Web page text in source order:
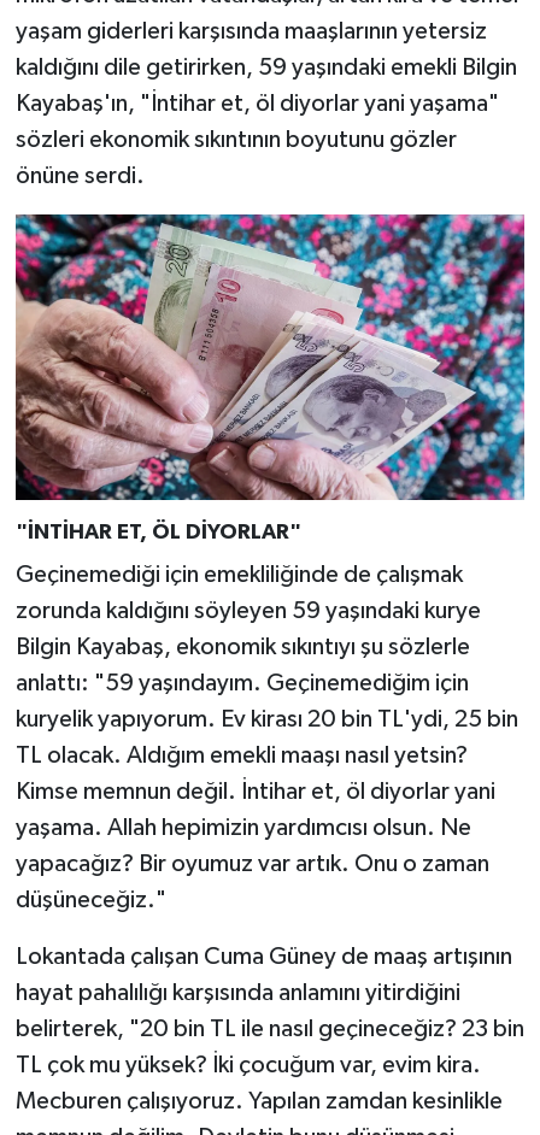
yaşam giderleri karşısında maaşlarının yetersiz
kaldığını dile getirirken, 59 yaşındaki emekli Bilgin
Kayabaş'ın, "İntihar et, öl diyorlar yani yaşama"
sözleri ekonomik sıkıntının boyutunu gözler
önüne serdi.
"İNTİHAR ET, ÖL DİYORLAR"
Geçinemediği için emekliliğinde de çalışmak
zorunda kaldığını söyleyen 59 yaşındaki kurye
Bilgin Kayabaş, ekonomik sıkıntıyı şu sözlerle
anlattı: "59 yaşındayım. Geçinemediğim için
kuryelik yapıyorum. Ev kirası 20 bin TL'ydi, 25 bin
TL olacak. Aldığım emekli maaşı nasıl yetsin?
Kimse memnun değil. İntihar et, öl diyorlar yani
yaşama. Allah hepimizin yardımcısı olsun. Ne
yapacağız? Bir oyumuz var artık. Onu o zaman
düşüneceğiz."
Lokantada çalışan Cuma Güney de maaş artışının
hayat pahalılığı karşısında anlamını yitirdiğini
belirterek, "20 bin TL ile nasıl geçineceğiz? 23 bin
TL çok mu yüksek? İki çocuğum var, evim kira.
Mecburen çalışıyoruz. Yapılan zamdan kesinlikle